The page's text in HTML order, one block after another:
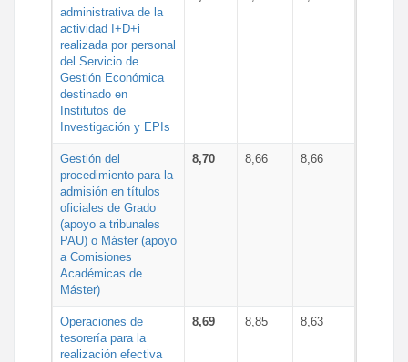
administrativa de la
actividad I+D+i
realizada por personal
del Servicio de
Gestión Económica
destinado en
Institutos de
Investigación y EPIs
Gestión del
procedimiento para la
admisión en títulos
oficiales de Grado
(apoyo a tribunales
PAU) o Máster (apoyo
a Comisiones
Académicas de
Máster)
8,70 8,66 8,66
Operaciones de
tesorería para la
realización efectiva
8,69 8,85 8,63